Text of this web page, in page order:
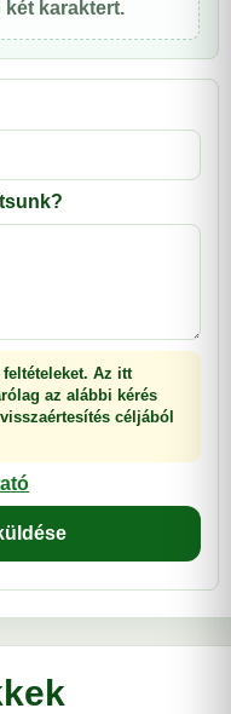
két karaktert.
Az itt
az alábbi kérés
céljából